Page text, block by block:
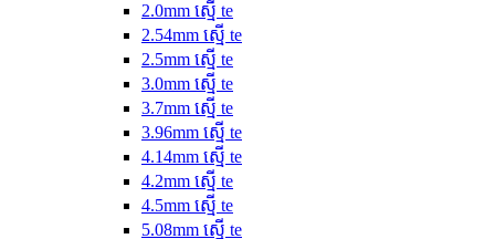
2.0mm ស្មើ te
2.54mm ស្មើ te
2.5mm ស្មើ te
3.0mm ស្មើ te
3.7mm ស្មើ te
3.96mm ស្មើ te
4.14mm ស្មើ te
4.2mm ស្មើ te
4.5mm ស្មើ te
5.08mm ស្មើ te